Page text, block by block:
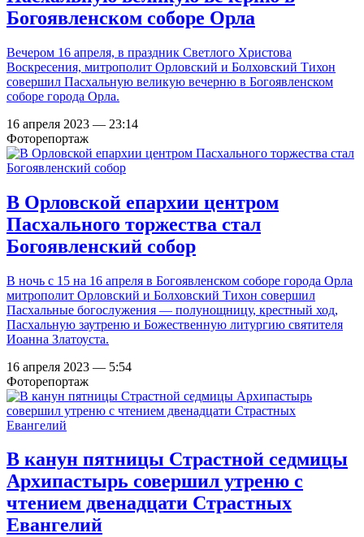
Богоявленском соборе Орла
Вечером 16 апреля, в праздник Светлого Христова
Воскресения, митрополит Орловский и Болховский Тихон
совершил Пасхальную великую вечерню в Богоявленском
соборе города Орла.
16 апреля 2023 — 23:14
Фоторепортаж
В Орловской епархии центром
Пасхального торжества стал
Богоявленский собор
В ночь с 15 на 16 апреля в Богоявленском соборе города Орла
митрополит Орловский и Болховский Тихон совершил
Пасхальные богослужения — полунощницу, крестный ход,
Пасхальную заутреню и Божественную литургию святителя
Иоанна Златоуста.
16 апреля 2023 — 5:54
Фоторепортаж
В канун пятницы Страстной седмицы
Архипастырь совершил утреню с
чтением двенадцати Страстных
Евангелий